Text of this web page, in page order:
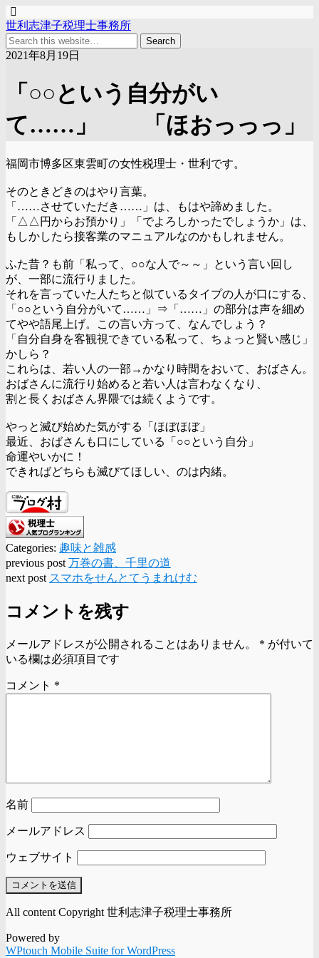
世利志津子税理士事務所
2021年8月19日
「○○という自分がい
て……」 「ほおっっっ」
福岡市博多区東雲町の女性税理士・世利です。
そのときどきのはやり言葉。
「……させていただき……」は、もはや諦めました。
「△△円からお預かり」「でよろしかったでしょうか」は、
もしかしたら接客業のマニュアルなのかもしれません。
ふた昔？も前「私って、○○な人で～～」という言い回し
が、一部に流行りました。
それを言っていた人たちと似ているタイプの人が口にする、
「○○という自分がいて……」⇒「……」の部分は声を細め
てやや語尾上げ。この言い方って、なんでしょう？
「自分自身を客観視できている私って、ちょっと賢い感じ」
かしら？
これらは、若い人の一部→かなり時間をおいて、おばさん。
おばさんに流行り始めると若い人は言わなくなり、
割と長くおばさん界隈では続くようです。
やっと滅び始めた気がする「ほぼほぼ」
最近、おばさんも口にしている「○○という自分」
命運やいかに！
できればどちらも滅びてほしい、のは内緒。
Categories: 趣味と雑感
previous post 万巻の書、千里の道
next post スマホをせんとてうまれけむ
コメントを残す
メールアドレスが公開されることはありません。 * が付いて
いる欄は必須項目です
コメント *
名前
メールアドレス
ウェブサイト
All content Copyright 世利志津子税理士事務所
Powered by
WPtouch Mobile Suite for WordPress